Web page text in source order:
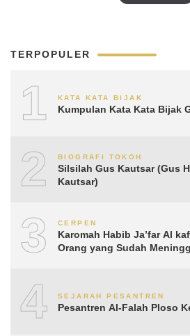
TERPOPULER
1 KATA KATA BIJAK
Kumpulan Kata Kata Bijak
2 BIOGRAFI TOKOH
Silsilah Gus Kautsar (Gus
Kautsar)
3 CERPEN
Karomah Habib Ja’far Al
Orang yang Sudah
4 SEJARAH PESANTREN
Pesantren Al-Falah Ploso